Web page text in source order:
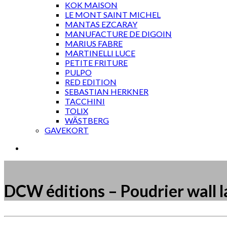
KOK MAISON
LE MONT SAINT MICHEL
MANTAS EZCARAY
MANUFACTURE DE DIGOIN
MARIUS FABRE
MARTINELLI LUCE
PETITE FRITURE
PULPO
RED EDITION
SEBASTIAN HERKNER
TACCHINI
TOLIX
WÄSTBERG
GAVEKORT
DCW éditions – Poudrier wall